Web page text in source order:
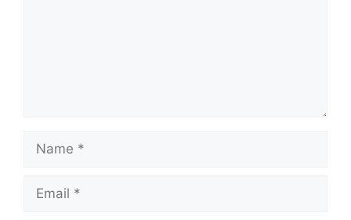
Name
Email